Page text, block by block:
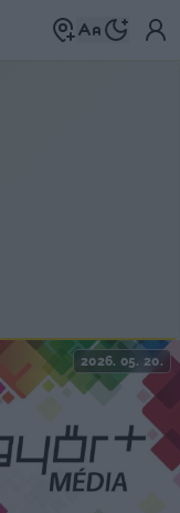
2026. 05. 20.